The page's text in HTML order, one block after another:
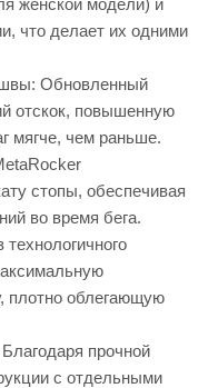
женской модели) и
что делает их одними
Обновленный
отскок, повышенную
мягче, чем раньше.
стопы, обеспечивая
во время бега.
плотно облегающую
прочной
с отдельными